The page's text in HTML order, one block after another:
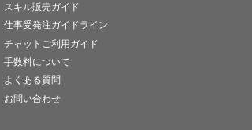
スキル販売ガイド
仕事受発注ガイドライン
チャットご利用ガイド
手数料について
よくある質問
お問い合わせ